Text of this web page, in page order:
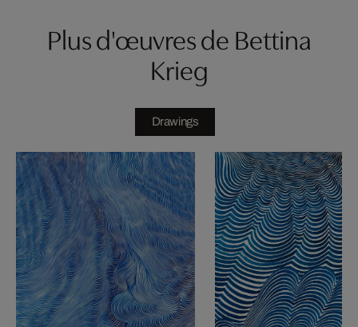
Plus d'œuvres de Bettina
Krieg
Drawings